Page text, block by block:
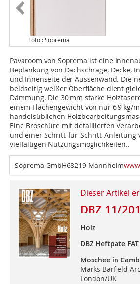
Foto : Soprema
Pavaroom von Soprema ist eine
Beplankung von Dachschräge, Decke,
und Innenseite der Aussenwand. Die
beidseitig weißer Oberfläche dient
Dämmung. Die 30 mm starke
einem Flächengewicht von nur 6,9 kg/
handelsüblichen
Eine Broschüre mit detaillierten
und einer Schritt-für-Schritt-Anleitung
viel­fältigen Nutzungsmöglichkeiten..
Soprema GmbH68219 Mannheim
Dieser Artikel
DBZ 11/
Holz
DBZ Heftpate
Moschee in
Marks Barfield
London/UK